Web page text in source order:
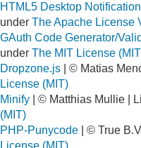
HTML5 Desktop
under The Apache License
GAuth Code Generator/
under The MIT License
Dropzone.js | © Matias
License (MIT)
Minify | © Matthias Mullie |
(MIT)
PHP-Punycode | © True